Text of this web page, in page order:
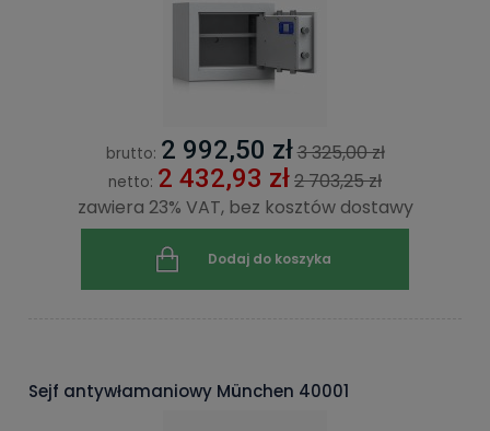
brutto: 2 992,50 zł3 325,00 zł
netto: 2 432,93 zł2 703,25 zł
zawiera 23% VAT, bez kosztów dostawy
Dodaj do koszyka
Sejf antywłamaniowy München 40001